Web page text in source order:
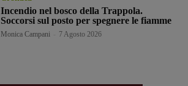
Incendio nel bosco della Trappola.
Soccorsi sul posto per spegnere le fiamme
Monica Campani 7 Agosto 2026